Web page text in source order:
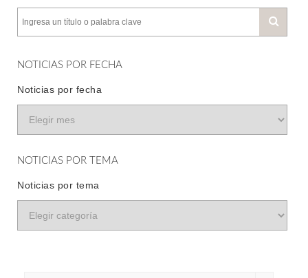
NOTICIAS POR FECHA
Noticias por fecha
NOTICIAS POR TEMA
Noticias por tema